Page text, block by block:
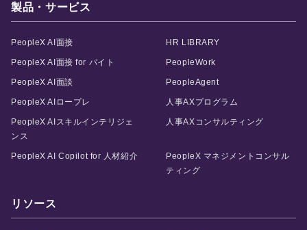
製品・サービス
PeopleX AI面接 HR LIBRARY
PeopleX AI面接 for バイト PeopleWork
PeopleX AI面談 PeopleAgent
PeopleX AIロープレ 人事AXプログラム
PeopleX AIスキルインテリジェ
ンス
人事AXコンサルティング
PeopleX AI Copilot for 人材紹介
PeopleX マネジメントコンサル
ティング
リソース